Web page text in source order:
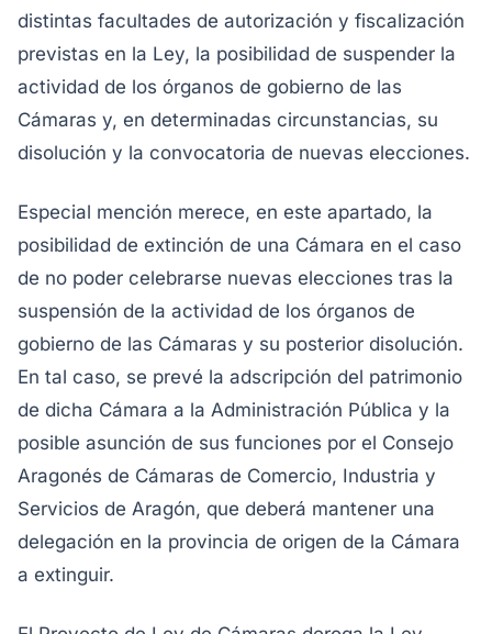
distintas facultades de autorización y fiscalización
previstas en la Ley, la posibilidad de suspender la
actividad de los órganos de gobierno de las
Cámaras y, en determinadas circunstancias, su
disolución y la convocatoria de nuevas elecciones.
Especial mención merece, en este apartado, la
posibilidad de extinción de una Cámara en el caso
de no poder celebrarse nuevas elecciones tras la
suspensión de la actividad de los órganos de
gobierno de las Cámaras y su posterior disolución.
En tal caso, se prevé la adscripción del patrimonio
de dicha Cámara a la Administración Pública y la
posible asunción de sus funciones por el Consejo
Aragonés de Cámaras de Comercio, Industria y
Servicios de Aragón, que deberá mantener una
delegación en la provincia de origen de la Cámara
a extinguir.